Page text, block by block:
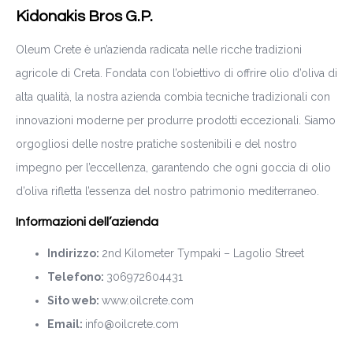
Kidonakis Bros G.P.
Oleum Crete è un’azienda radicata nelle ricche tradizioni
agricole di Creta. Fondata con l’obiettivo di offrire olio d’oliva di
alta qualità, la nostra azienda combia tecniche tradizionali con
innovazioni moderne per produrre prodotti eccezionali. Siamo
orgogliosi delle nostre pratiche sostenibili e del nostro
impegno per l’eccellenza, garantendo che ogni goccia di olio
d’oliva rifletta l’essenza del nostro patrimonio mediterraneo.
Informazioni dell’azienda
Indirizzo: 2nd Kilometer Tympaki – Lagolio Street
Telefono: 306972604431
Sito web: www.oilcrete.com
Email: info@oilcrete.com